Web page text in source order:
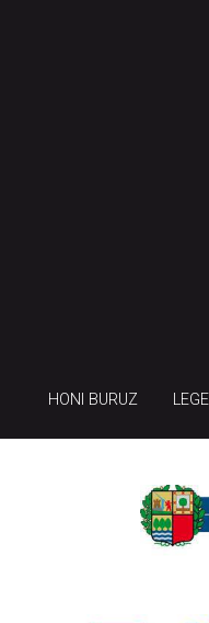
HONI BURUZ